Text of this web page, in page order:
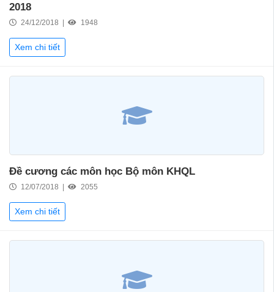
2018
24/12/2018 | 1948
Xem chi tiết
Đề cương các môn học Bộ môn KHQL
12/07/2018 | 2055
Xem chi tiết